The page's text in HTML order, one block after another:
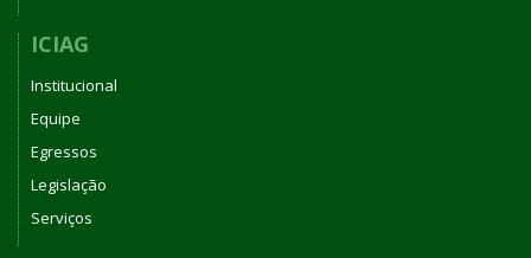
ICIAG
Institucional
Equipe
Egressos
Legislação
Serviços